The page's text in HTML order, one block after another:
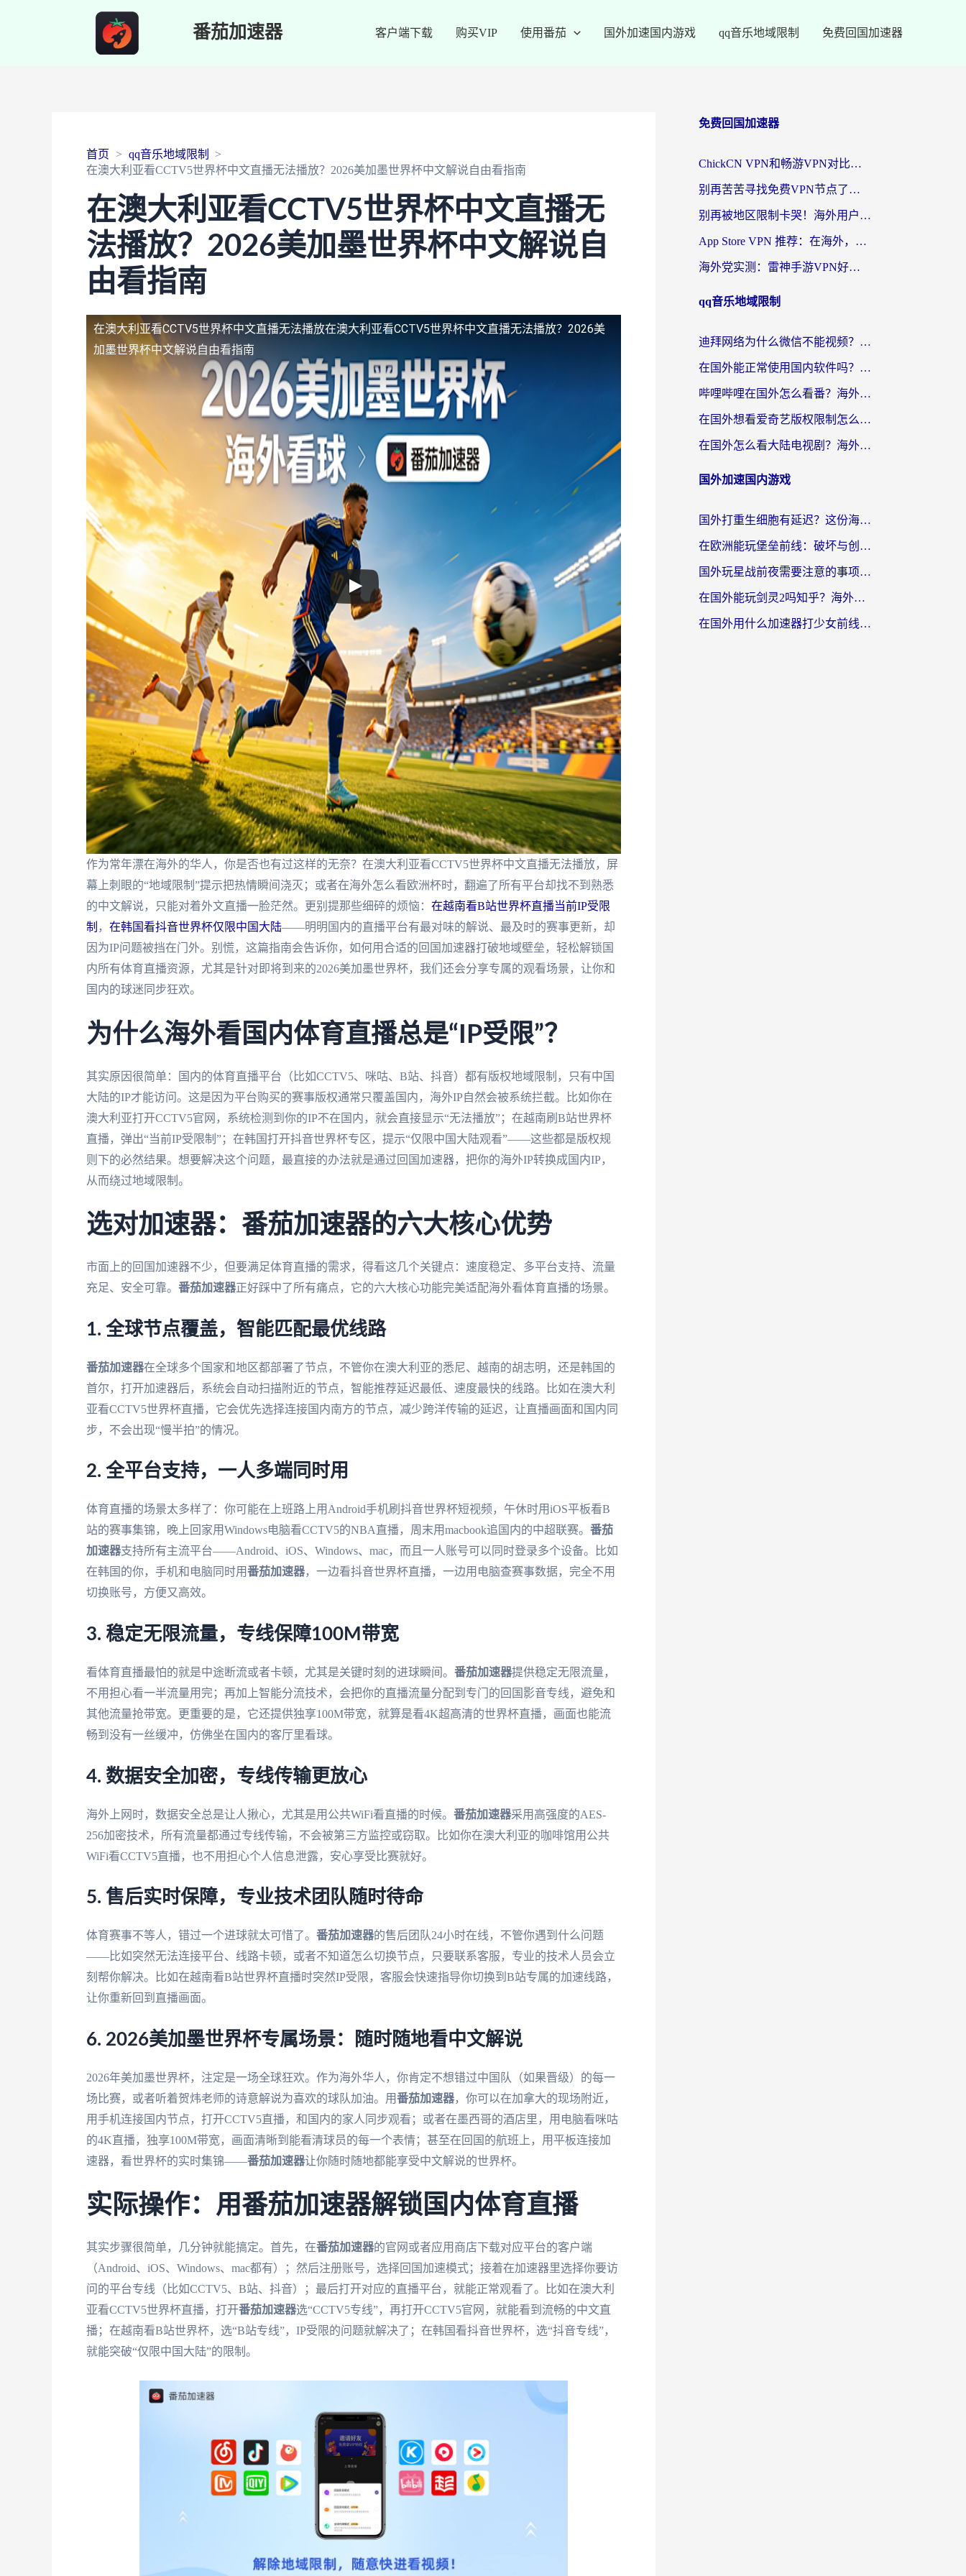
番茄加速器 客户端下载 购买VIP 使用番茄 国外加速国内游戏 qq音乐地域限制 免费回国加速器
首页
qq音乐地域限制
在澳大利亚看CCTV5世界杯中文直播无法播放？2026美加墨世界杯中文解说自由看指南
在澳大利亚看CCTV5世界杯中文直播无
法播放？2026美加墨世界杯中文解说自
由看指南
在澳大利亚看CCTV5世界杯中文直播无法播放在澳大利亚看CCTV5世界杯中文直播无法播放？2026美
加墨世界杯中文解说自由看指南
作为常年漂在海外的华人，你是否也有过这样的无奈？在澳大利亚看CCTV5世界杯中文直播无法播放，屏
幕上刺眼的“地域限制”提示把热情瞬间浇灭；或者在海外怎么看欧洲杯时，翻遍了所有平台却找不到熟悉
的中文解说，只能对着外文直播一脸茫然。更别提那些细碎的烦恼： 在越南看B站世界杯直播当前IP受限
制 ， 在韩国看抖音世界杯仅限中国大陆——明明国内的直播平台有最对味的解说、最及时的赛事更新，却
因为IP问题被挡在门外。别慌，这篇指南会告诉你，如何用合适的回国加速器打破地域壁垒，轻松解锁国
内所有体育直播资源，尤其是针对即将到来的2026美加墨世界杯，我们还会分享专属的观看场景，让你和
国内的球迷同步狂欢。
为什么海外看国内体育直播总是“IP受限”？
其实原因很简单：国内的体育直播平台（比如CCTV5、咪咕、B站、抖音）都有版权地域限制，只有中国
大陆的IP才能访问。这是因为平台购买的赛事版权通常只覆盖国内，海外IP自然会被系统拦截。比如你在
澳大利亚打开CCTV5官网，系统检测到你的IP不在国内，就会直接显示“无法播放”；在越南刷B站世界杯
直播，弹出“当前IP受限制”；在韩国打开抖音世界杯专区，提示“仅限中国大陆观看”——这些都是版权规
则下的必然结果。想要解决这个问题，最直接的办法就是通过回国加速器，把你的海外IP转换成国内IP，
从而绕过地域限制。
选对加速器：番茄加速器的六大核心优势
市面上的回国加速器不少，但要满足体育直播的需求，得看这几个关键点：速度稳定、多平台支持、流量
充足、安全可靠。 番茄加速器正好踩中了所有痛点，它的六大核心功能完美适配海外看体育直播的场景。
1. 全球节点覆盖，智能匹配最优线路
番茄加速器在全球多个国家和地区都部署了节点，不管你在澳大利亚的悉尼、越南的胡志明，还是韩国的
首尔，打开加速器后，系统会自动扫描附近的节点，智能推荐延迟最低、速度最快的线路。比如在澳大利
亚看CCTV5世界杯直播，它会优先选择连接国内南方的节点，减少跨洋传输的延迟，让直播画面和国内同
步，不会出现“慢半拍”的情况。
2. 全平台支持，一人多端同时用
体育直播的场景太多样了：你可能在上班路上用Android手机刷抖音世界杯短视频，午休时用iOS平板看B
站的赛事集锦，晚上回家用Windows电脑看CCTV5的NBA直播，周末用macbook追国内的中超联赛。 番茄
加速器支持所有主流平台——Android、iOS、Windows、mac，而且一人账号可以同时登录多个设备。比如
在韩国的你，手机和电脑同时用番茄加速器，一边看抖音世界杯直播，一边用电脑查赛事数据，完全不用
切换账号，方便又高效。
3. 稳定无限流量，专线保障100M带宽
看体育直播最怕的就是中途断流或者卡顿，尤其是关键时刻的进球瞬间。 番茄加速器提供稳定无限流量，
不用担心看一半流量用完；再加上智能分流技术，会把你的直播流量分配到专门的回国影音专线，避免和
其他流量抢带宽。更重要的是，它还提供独享100M带宽，就算是看4K超高清的世界杯直播，画面也能流
畅到没有一丝缓冲，仿佛坐在国内的客厅里看球。
4. 数据安全加密，专线传输更放心
海外上网时，数据安全总是让人揪心，尤其是用公共WiFi看直播的时候。 番茄加速器采用高强度的AES-
256加密技术，所有流量都通过专线传输，不会被第三方监控或窃取。比如你在澳大利亚的咖啡馆用公共
WiFi看CCTV5直播，也不用担心个人信息泄露，安心享受比赛就好。
5. 售后实时保障，专业技术团队随时待命
体育赛事不等人，错过一个进球就太可惜了。 番茄加速器的售后团队24小时在线，不管你遇到什么问题
——比如突然无法连接平台、线路卡顿，或者不知道怎么切换节点，只要联系客服，专业的技术人员会立
刻帮你解决。比如在越南看B站世界杯直播时突然IP受限，客服会快速指导你切换到B站专属的加速线路，
让你重新回到直播画面。
6. 2026美加墨世界杯专属场景：随时随地看中文解说
2026年美加墨世界杯，注定是一场全球狂欢。作为海外华人，你肯定不想错过中国队（如果晋级）的每一
场比赛，或者听着贺炜老师的诗意解说为喜欢的球队加油。用番茄加速器，你可以在加拿大的现场附近，
用手机连接国内节点，打开CCTV5直播，和国内的家人同步观看；或者在墨西哥的酒店里，用电脑看咪咕
的4K直播，独享100M带宽，画面清晰到能看清球员的每一个表情；甚至在回国的航班上，用平板连接加
速器，看世界杯的实时集锦——番茄加速器让你随时随地都能享受中文解说的世界杯。
实际操作：用番茄加速器解锁国内体育直播
其实步骤很简单，几分钟就能搞定。首先，在番茄加速器的官网或者应用商店下载对应平台的客户端
（Android、iOS、Windows、mac都有）；然后注册账号，选择回国加速模式；接着在加速器里选择你要访
问的平台专线（比如CCTV5、B站、抖音）；最后打开对应的直播平台，就能正常观看了。比如在澳大利
亚看CCTV5世界杯直播，打开番茄加速器选“CCTV5专线”，再打开CCTV5官网，就能看到流畅的中文直
播；在越南看B站世界杯，选“B站专线”，IP受限的问题就解决了；在韩国看抖音世界杯，选“抖音专线”，
就能突破“仅限中国大陆”的限制。
免费回国加速器
ChickCN VPN和畅游VPN对比哪个回国效果更好？海外党必看的回国加速器选择指南
别再苦苦寻找免费VPN节点了，这才是海外访问国内资源的正确姿势
别再被地区限制卡哭！海外用户vpn中国下载全攻略，无缝刷剧办公社交
App Store VPN 推荐：在海外，如何找回那扇回家的“任意门”？
海外党实测：雷神手游VPN好用吗？和闪电VPN对比哪个回国效果更好？附小众工具深度测评
qq音乐地域限制
迪拜网络为什么微信不能视频？海外党必看的回国加速全攻略
在国外能正常使用国内软件吗？海外党亲测有效的无缝访问指南
哔哩哔哩在国外怎么看番？海外党追剧看片的终极解决方案
在国外想看爱奇艺版权限制怎么办？海外华人必看的追剧自由指南
在国外怎么看大陆电视剧？海外党亲测有效的解决方案
国外加速国内游戏
国外打重生细胞有延迟？这份海外畅玩国服游戏加速器终极指南请收好
在欧洲能玩堡垒前线：破坏与创造吗？海外党国服游戏不卡顿的秘密
国外玩星战前夜需要注意的事项：一份来自老玩家的网络生存指南
在国外能玩剑灵2吗知乎？海外党亲测有效的国服游戏加速指南
在国外用什么加速器打少女前线：云图计划不卡？一个老玩家的掏心分享